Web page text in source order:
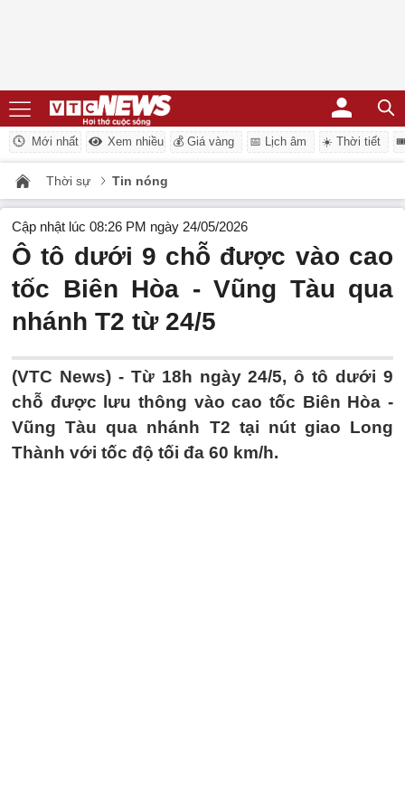
Mới nhất Xem nhiều 💰 Giá vàng 📅 Lịch âm ☀️ Thời tiết
Thời sự Tin nóng
Cập nhật lúc 08:26 PM ngày 24/05/2026
Ô tô dưới 9 chỗ được vào cao
tốc Biên Hòa - Vũng Tàu qua
nhánh T2 từ 24/5
(VTC News) - Từ 18h ngày 24/5, ô tô dưới 9
chỗ được lưu thông vào cao tốc Biên Hòa -
Vũng Tàu qua nhánh T2 tại nút giao Long
Thành với tốc độ tối đa 60 km/h.